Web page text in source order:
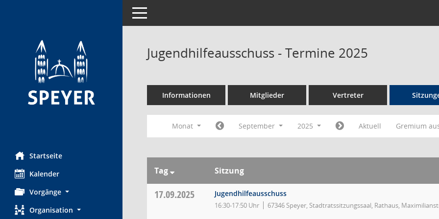
Startseite
Kalender
Vorgänge
Organisation
Toggle navigation
Jugendhilfeausschuss - Termine 2025
Informationen Mitglieder Vertreter
Monat September 2025 Aktuell Gremium
Tag Sitzung
17.09.2025 Jugendhilfeausschuss
16:30-17:50 Uhr 67346 Speyer, Stadtratssitzungssaal, Rathaus,